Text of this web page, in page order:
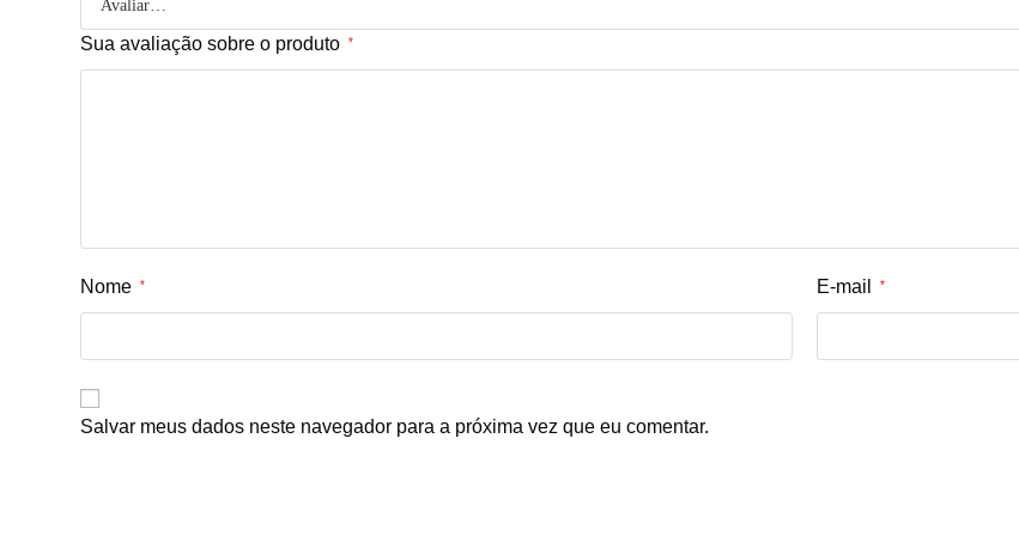
Sua avaliação sobre o produto *
Nome * E-mail *
Salvar meus dados neste navegador para a próxima vez que eu comentar.